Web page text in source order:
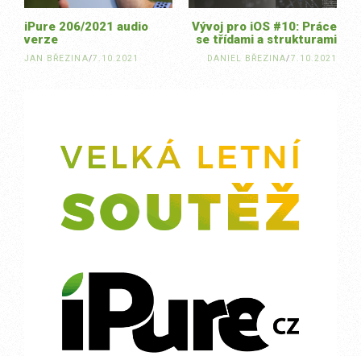
Vývoj pro iOS #10: Práce
se třídami a strukturami
DANIEL BŘEZINA/7.10.2021
iPure 206/2021 audio
verze
JAN BŘEZINA/7.10.2021